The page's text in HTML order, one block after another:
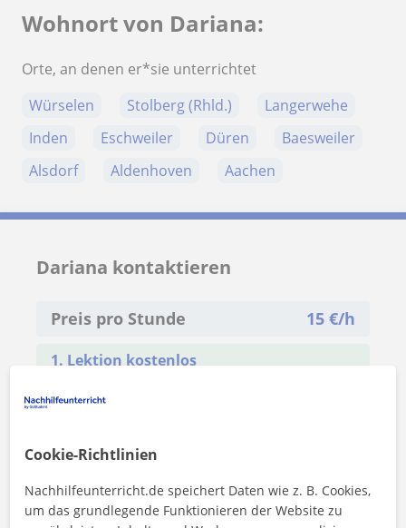
Wohnort von Dariana:
Orte, an denen er*sie unterrichtet
Würselen
Stolberg (Rhld.)
Langerwehe
Inden
Eschweiler Düren
Baesweiler
Alsdorf
Aldenhoven Aachen
Dariana kontaktieren
Preis pro Stunde 15€/h
1. Lektion kostenlos
Cookie-Richtlinien
Nachhilfeunterricht.de speichert Daten wie z. B. Cookies,
um das grundlegende Funktionieren der Website zu